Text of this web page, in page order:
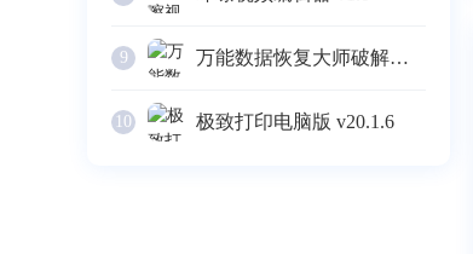
9 万能数据恢复大师破解版 v6.3
10 极致打印电脑版 v20.1.6